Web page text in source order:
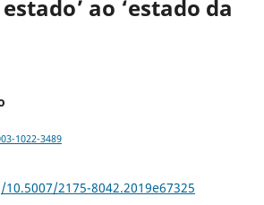
ao ‘estado da
1022-3489
2175-8042.2019e67325